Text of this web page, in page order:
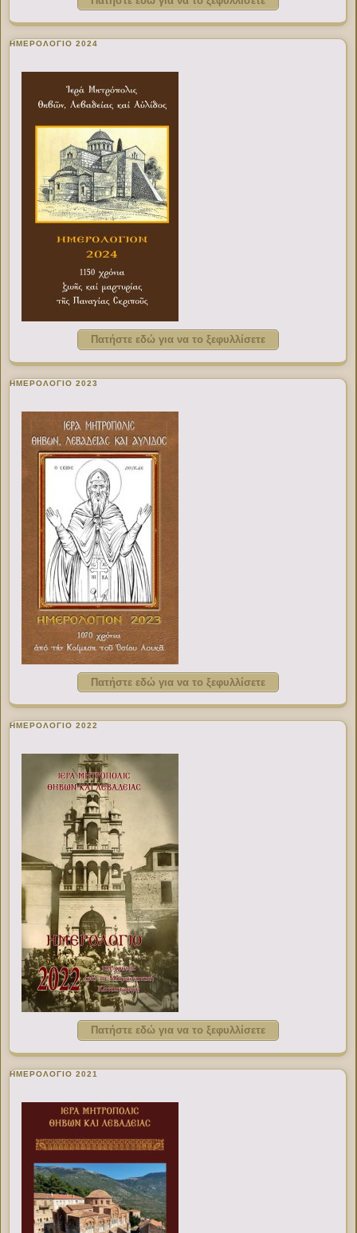
ΗΜΕΡΟΛΟΓΙΟ 2024
Πατήστε εδώ για να το ξεφυλλίσετε
ΗΜΕΡΟΛΟΓΙΟ 2023
Πατήστε εδώ για να το ξεφυλλίσετε
ΗΜΕΡΟΛΟΓΙΟ 2022
Πατήστε εδώ για να το ξεφυλλίσετε
ΗΜΕΡΟΛΟΓΙΟ 2021